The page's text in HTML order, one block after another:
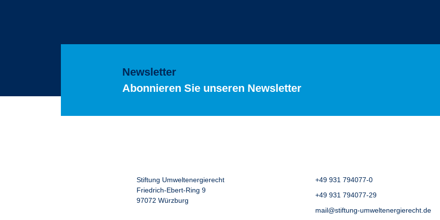
Newsletter
Abonnieren Sie unseren Newsletter
Stiftung Umweltenergierecht
Friedrich-Ebert-Ring 9
97072 Würzburg
+49 931 794077-0
+49 931 794077-29
mail@stiftung-umweltenergierecht.de